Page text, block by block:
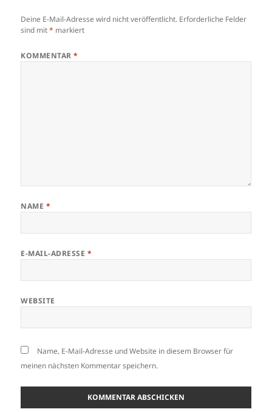
Deine E-Mail-Adresse wird nicht veröffentlicht. Erforderliche Felder
sind mit* markiert
KOMMENTAR*
NAME *
E-MAIL-ADRESSE *
WEBSITE
Name, E-Mail-Adresse und Website in diesem Browser für
meinen nächsten Kommentar speichern.